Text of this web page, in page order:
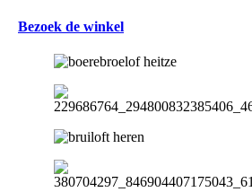
Bezoek de winkel